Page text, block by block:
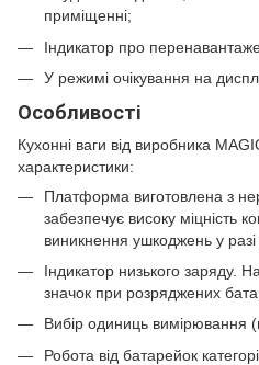
приміщенні;
Індикатор про
У режимі очікування на
Особливості
Кухонні ваги від виробника
характеристики:
Платформа виготовлена з
забезпечує високу міцність
виникнення ушкоджень у разі
Індикатор низького заряду.
значок при розряджених
Вибір одиниць вимірювання
Робота від батарейок